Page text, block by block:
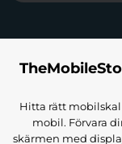
Hitta rätt mobilskal
mobil. Förvara
skärmen med